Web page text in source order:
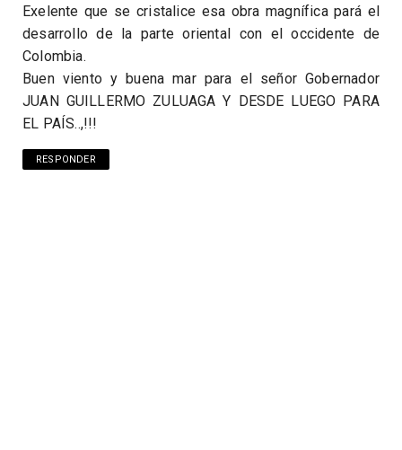
Exelente que se cristalice esa obra magnífica pará el
desarrollo de la parte oriental con el occidente de
Colombia.
Buen viento y buena mar para el señor Gobernador
JUAN GUILLERMO ZULUAGA Y DESDE LUEGO PARA
EL PAÍS..,!!!
RESPONDER